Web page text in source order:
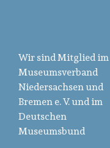
Wir sind Mitglied im
Museumsverband
Niedersachsen und
Bremen e. V. und im
Deutschen
Museumsbund